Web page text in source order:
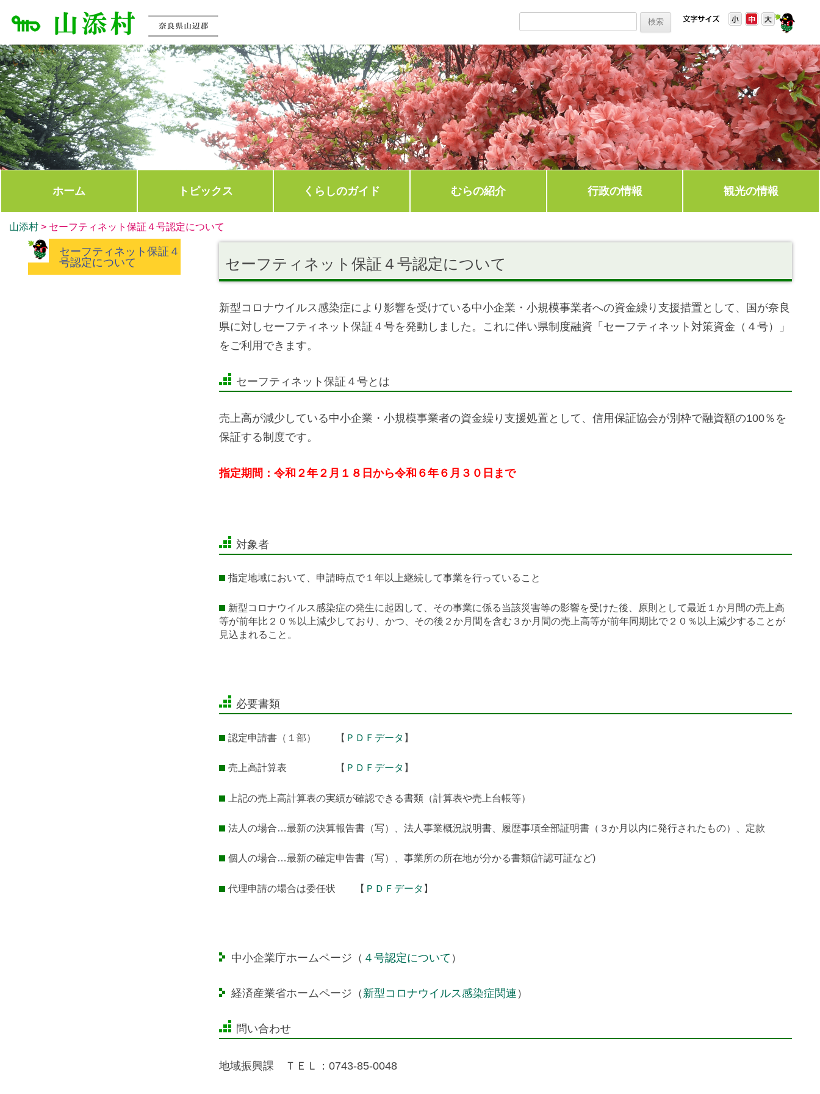
ホーム トピックス くらしのガイド むらの紹介 行政の情報 観光の情報
山添村 > セーフティネット保証４号認定について
セーフティネット保証４号認定について
新型コロナウイルス感染症により影響を受けている中小企業・小規模事業者への資金繰り支援措置として、国が奈良
県に対しセーフティネット保証４号を発動しました。これに伴い県制度融資「セーフティネット対策資金（４号）」
をご利用できます。
セーフティネット保証４号とは
売上高が減少している中小企業・小規模事業者の資金繰り支援処置として、信用保証協会が別枠で融資額の100％を
保証する制度です。
指定期間：令和２年２月１８日から令和６年６月３０日まで
対象者
指定地域において、申請時点で１年以上継続して事業を行っていること
新型コロナウイルス感染症の発生に起因して、その事業に係る当該災害等の影響を受けた後、原則として最近１か月間の売上高
等が前年比２０％以上減少しており、かつ、その後２か月間を含む３か月間の売上高等が前年同期比で２０％以上減少することが
見込まれること。
必要書類
認定申請書（１部） 【 ＰＤＦデータ 】
売上高計算表 【 ＰＤＦデータ 】
上記の売上高計算表の実績が確認できる書類（計算表や売上台帳等）
法人の場合…最新の決算報告書（写）、法人事業概況説明書、履歴事項全部証明書（３か月以内に発行されたもの）、定款
個人の場合…最新の確定申告書（写）、事業所の所在地が分かる書類(許認可証など)
代理申請の場合は委任状 【 ＰＤＦデータ 】
中小企業庁ホームページ（ ４号認定について ）
経済産業省ホームページ（新型コロナウイルス感染症関連）
問い合わせ
地域振興課 ＴＥＬ：0743-85-0048
セーフティネット保証４
号認定について